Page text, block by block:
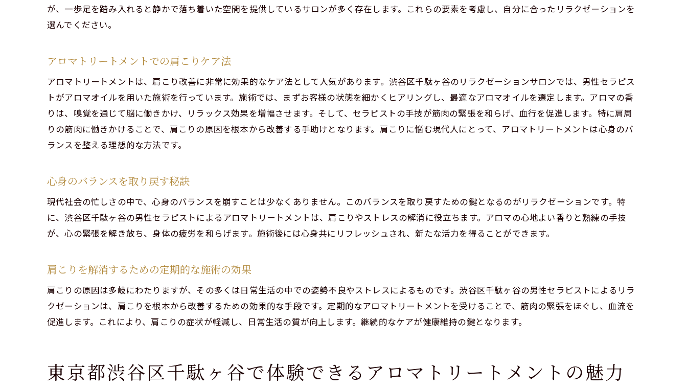
ストレス解消のためのおすすめの施術
定期的なリラクゼーションの効果
心地よい香りと熟練の手技男性セラピストのリラクゼーション
アロマがもたらす心地よさ
リラクゼーションとアロマの関係
体験者の声から見る施術の効果
肩こり改善に挑戦渋谷区の男性セラピストによるリラクゼーション
男性セラピストの手技が肩こりに効く理由
肩こり解消のためのケアプラン
渋谷区でのリラクゼーションの体験談
肩こり改善のための日々の習慣
心身のバランスを崩す原因
が、一歩足を踏み入れると静かで落ち着いた空間を提供しているサロンが多く存在します。これらの要素を考慮し、自分に合ったリラクゼーションを
選んでください。
アロマトリートメントでの肩こりケア法
アロマトリートメントは、肩こり改善に非常に効果的なケア法として人気があります。渋谷区千駄ヶ谷のリラクゼーションサロンでは、男性セラピス
トがアロマオイルを用いた施術を行っています。施術では、まずお客様の状態を細かくヒアリングし、最適なアロマオイルを選定します。アロマの香
りは、嗅覚を通じて脳に働きかけ、リラックス効果を増幅させます。そして、セラピストの手技が筋肉の緊張を和らげ、血行を促進します。特に肩周
りの筋肉に働きかけることで、肩こりの原因を根本から改善する手助けとなります。肩こりに悩む現代人にとって、アロマトリートメントは心身のバ
ランスを整える理想的な方法です。
心身のバランスを取り戻す秘訣
現代社会の忙しさの中で、心身のバランスを崩すことは少なくありません。このバランスを取り戻すための鍵となるのがリラクゼーションです。特
に、渋谷区千駄ヶ谷の男性セラピストによるアロマトリートメントは、肩こりやストレスの解消に役立ちます。アロマの心地よい香りと熟練の手技
が、心の緊張を解き放ち、身体の疲労を和らげます。施術後には心身共にリフレッシュされ、新たな活力を得ることができます。
肩こりを解消するための定期的な施術の効果
肩こりの原因は多岐にわたりますが、その多くは日常生活の中での姿勢不良やストレスによるものです。渋谷区千駄ヶ谷の男性セラピストによるリラ
クゼーションは、肩こりを根本から改善するための効果的な手段です。定期的なアロマトリートメントを受けることで、筋肉の緊張をほぐし、血流を
促進します。これにより、肩こりの症状が軽減し、日常生活の質が向上します。継続的なケアが健康維持の鍵となります。
東京都渋谷区千駄ヶ谷で体験できるアロマトリートメントの魅力